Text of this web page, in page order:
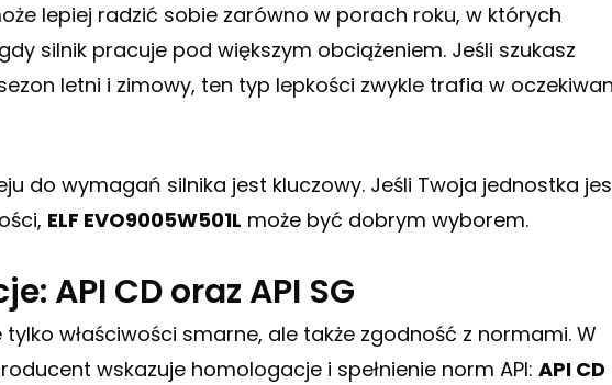
lepiej radzić sobie zarówno w porach roku, w których
silnik pracuje pod większym obciążeniem. Jeśli szukasz
letni i zimowy, ten typ lepkości zwykle trafia w
do wymagań silnika jest kluczowy. Jeśli Twoja jednostka
ELF EVO9005W501L może być dobrym wyborem.
API CD oraz API SG
właściwości smarne, ale także zgodność z normami. W
wskazuje homologacje i spełnienie norm API: API CD